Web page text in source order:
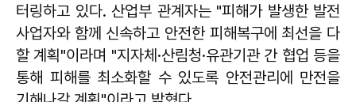
터링하고 있다. 산업부 관계자는 "피해가 발생한 발전
사업자와 함께 신속하고 안전한 피해복구에 최선을 다
할 계획"이라며 "지자체·산림청·유관기관 간 협업 등을
통해 피해를 최소화할 수 있도록 안전관리에 만전을